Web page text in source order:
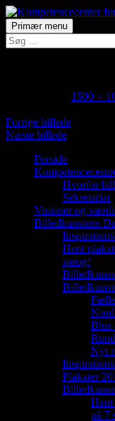
Hop
til
indhold
SøgPrimær menu
Søg
efter:
1500 ×
Forrige billede
Næste billede
Samler en
den
Forside
Hvorfor
Sekretariat
Visioner og
Billedkunstens
Hent
sprog!
Blus
Nyt
Plakater
Hent
på 7